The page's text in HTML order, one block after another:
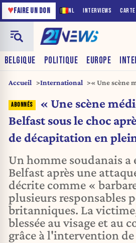
NL INTERVIEWS
♥FAIRE UN DON
BELGIQUE POLITIQUE EUROPE
Accueil International
« Une scène
décapitation
« Une scène
Belfast sous le choc
de décapitation en
Un homme soudanais a
Belfast après une
décrite comme «
plusieurs responsables
britanniques. La
blessée au visage et au
grâce à l'intervention